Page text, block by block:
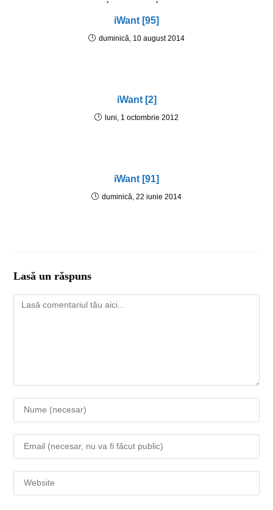
iWant [95]
duminică, 10 august 2014
iWant [2]
luni, 1 octombrie 2012
iWant [91]
duminică, 22 iunie 2014
Lasă un răspuns